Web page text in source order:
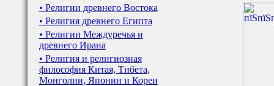
• Религии древнего Востока
• Религия древнего Египта
• Религии Междуречья и
древнего Ирана
• Религия и религиозная
философия Китая, Тибета,
Монголии, Японии и Кореи